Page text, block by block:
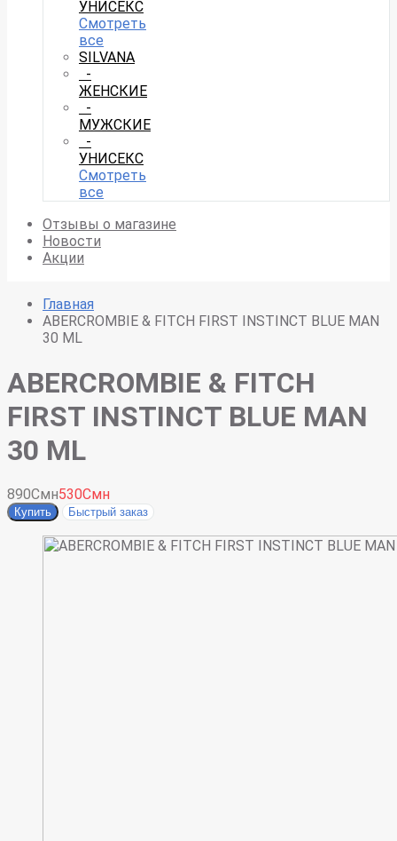
УНИСЕКС
Смотреть
все
SILVANA
-
ЖЕНСКИЕ
-
МУЖСКИЕ
-
УНИСЕКС
Смотреть
все
Отзывы о магазине
Новости
Акции
Главная
ABERCROMBIE & FITCH FIRST INSTINCT BLUE MAN
30 ML
ABERCROMBIE & FITCH
FIRST INSTINCT BLUE MAN
30 ML
890Смн530Смн
Купить Быстрый заказ